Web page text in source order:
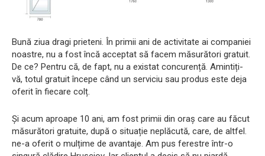
Bună ziua dragi prieteni. În primii ani de activitate ai companiei
noastre, nu a fost încă acceptat să facem măsurători gratuit.
De ce? Pentru că, de fapt, nu a existat concurență. Amintiți-
vă, totul gratuit începe când un serviciu sau produs este deja
oferit în fiecare colț.
Și acum aproape 10 ani, am fost primii din oraș care au făcut
măsurători gratuite, după o situație neplăcută, care, de altfel.
ne-a oferit o mulțime de avantaje. Am pus ferestre într-o